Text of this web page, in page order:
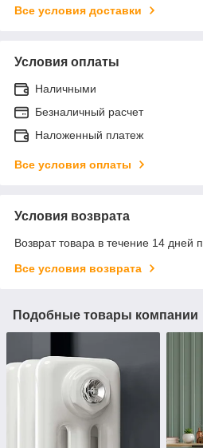
Все условия доставки
Условия оплаты
Наличными
Безналичный расчет
Наложенный платеж
Все условия оплаты
Условия возврата
Возврат товара в течение 14 дней
Все условия возврата
Подобные товары компании